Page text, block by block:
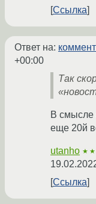
Ссылка
Ответ на:
+00:00
Так
В смысле
еще 20й
utanho
Ссылка